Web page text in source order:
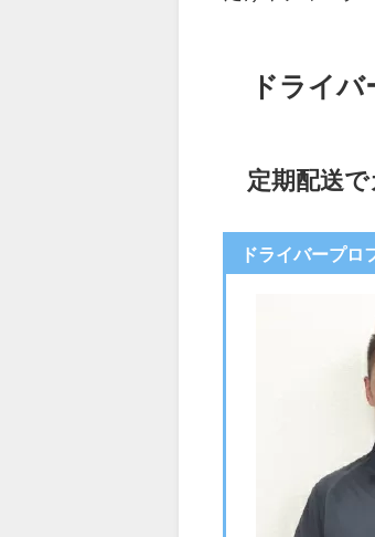
ドライ
定期配送
ドライバープロ